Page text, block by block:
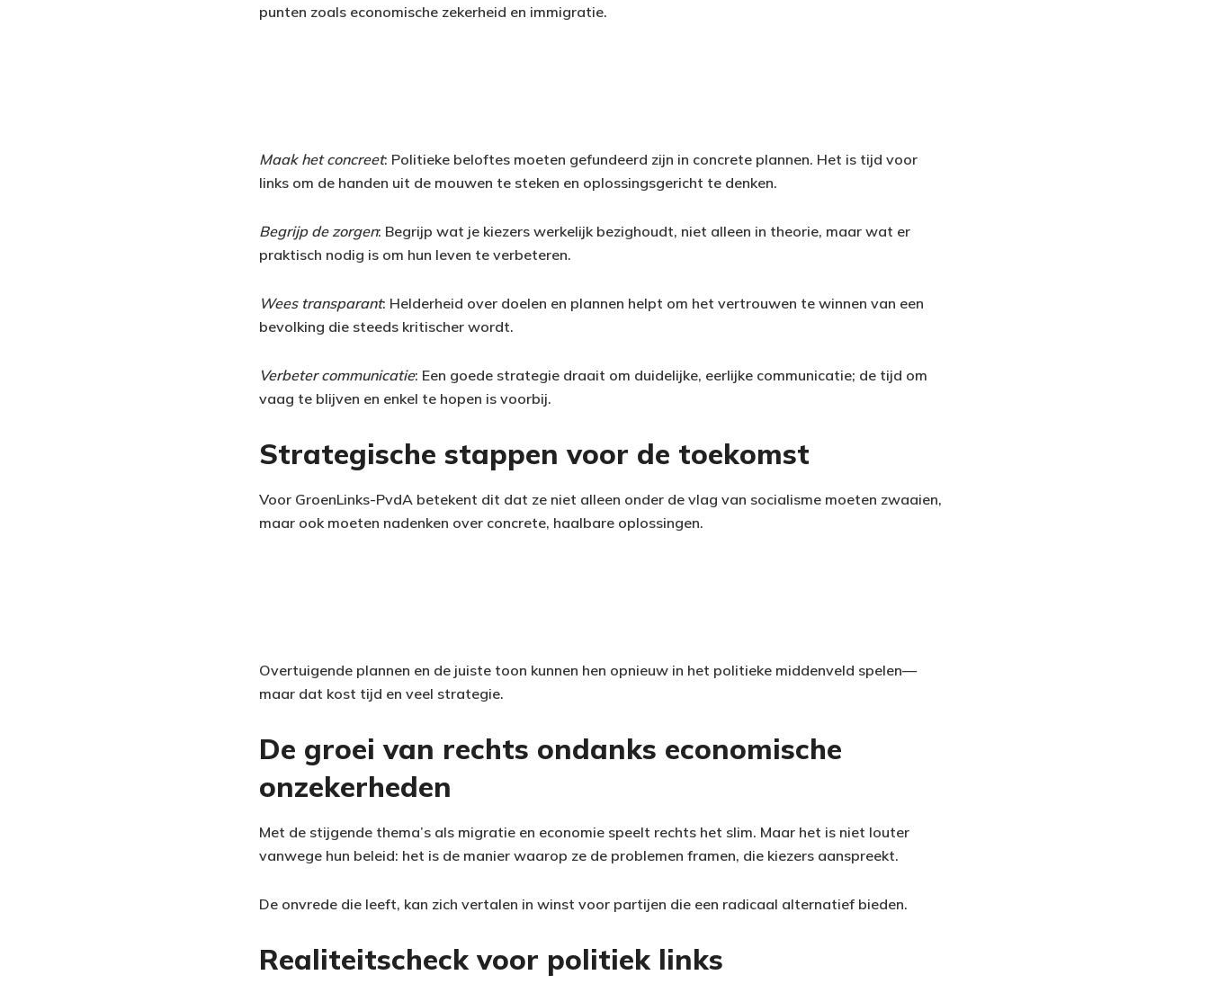
punten zoals economische zekerheid en immigratie.
Maak het concreet: Politieke beloftes moeten gefundeerd zijn in concrete plannen. Het is tijd voor
links om de handen uit de mouwen te steken en oplossingsgericht te denken.
Begrijp de zorgen: Begrijp wat je kiezers werkelijk bezighoudt, niet alleen in theorie, maar wat er
praktisch nodig is om hun leven te verbeteren.
Wees transparant: Helderheid over doelen en plannen helpt om het vertrouwen te winnen van een
bevolking die steeds kritischer wordt.
Verbeter communicatie: Een goede strategie draait om duidelijke, eerlijke communicatie; de tijd om
vaag te blijven en enkel te hopen is voorbij.
Strategische stappen voor de toekomst
Voor GroenLinks-PvdA betekent dit dat ze niet alleen onder de vlag van socialisme moeten zwaaien,
maar ook moeten nadenken over concrete, haalbare oplossingen.
Overtuigende plannen en de juiste toon kunnen hen opnieuw in het politieke middenveld spelen—
maar dat kost tijd en veel strategie.
De groei van rechts ondanks economische
onzekerheden
Met de stijgende thema’s als migratie en economie speelt rechts het slim. Maar het is niet louter
vanwege hun beleid: het is de manier waarop ze de problemen framen, die kiezers aanspreekt.
De onvrede die leeft, kan zich vertalen in winst voor partijen die een radicaal alternatief bieden.
Realiteitscheck voor politiek links